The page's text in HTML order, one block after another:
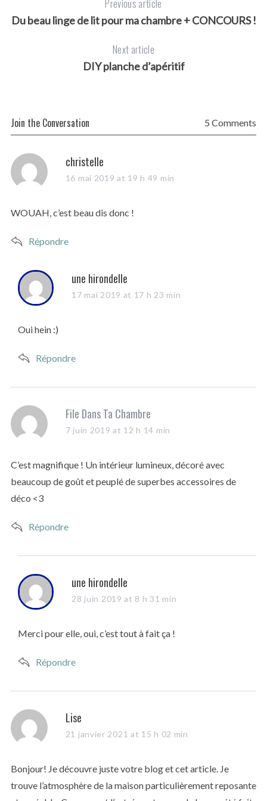
Previous article
Du beau linge de lit pour ma chambre + CONCOURS !
Next article
DIY planche d’apéritif
Join the Conversation 5 Comments
s
a
s
christelle
16 mai 2019 at 19 h 49 min
WOUAH, c’est beau dis donc !
Répondre
s
a
une hirondelle
17 mai 2019 at 17 h 23 min
Oui hein :)
Répondre
s
a
s
:
File Dans Ta Chambre
7 juin 2019 at 12 h 14 min
C’est magnifique ! Un intérieur lumineux, décoré avec
beaucoup de goût et peuplé de superbes accessoires de
déco <3
Répondre
s
a
s
une hirondelle
28 juin 2019 at 8 h 31 min
Merci pour elle, oui, c’est tout à fait ça !
Répondre
s
a
s
:
Lise
21 janvier 2021 at 15 h 02 min
Bonjour! Je découvre juste votre blog et cet article. Je
trouve l’atmosphère de la maison particulièrement reposante